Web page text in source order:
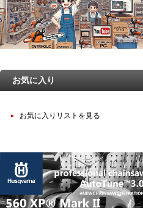
お気に入り
お気に入りリストを見る